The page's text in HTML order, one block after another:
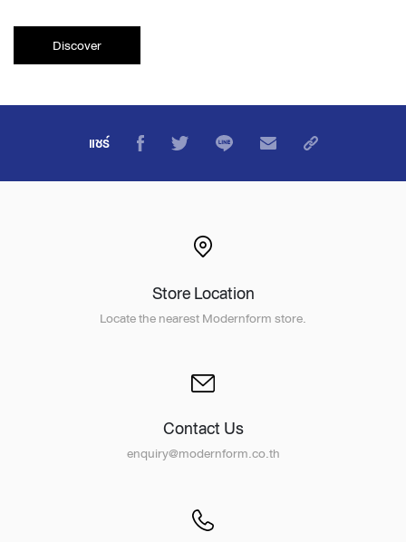
Discover
แชร์
Store Location
Locate the nearest Modernform store.
Contact Us
enquiry@modernform.co.th